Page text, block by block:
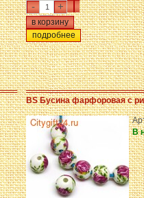
- +
подробнее
BS Бусина фарфоровая с
В